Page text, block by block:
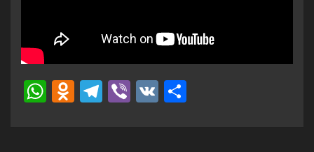
WhatsApp
Odnoklassniki
Telegram
Viber
VK